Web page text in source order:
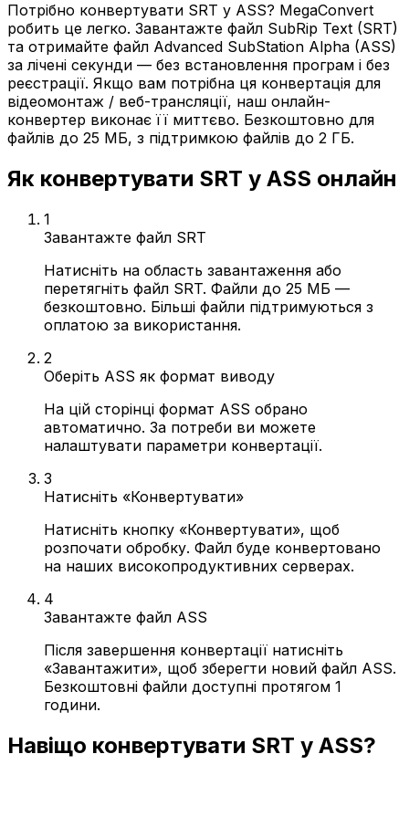
Потрібно конвертувати SRT у ASS? MegaConvert
робить це легко. Завантажте файл SubRip Text (SRT)
та отримайте файл Advanced SubStation Alpha (ASS)
за лічені секунди — без встановлення програм і без
реєстрації. Якщо вам потрібна ця конвертація для
відеомонтаж / веб-трансляції, наш онлайн-
конвертер виконає її миттєво. Безкоштовно для
файлів до 25 МБ, з підтримкою файлів до 2 ГБ.
Як конвертувати SRT у ASS онлайн
1
Завантажте файл SRT
Натисніть на область завантаження або
перетягніть файл SRT. Файли до 25 МБ —
безкоштовно. Більші файли підтримуються з
оплатою за використання.
2
Оберіть ASS як формат виводу
На цій сторінці формат ASS обрано
автоматично. За потреби ви можете
налаштувати параметри конвертації.
3
Натисніть «Конвертувати»
Натисніть кнопку «Конвертувати», щоб
розпочати обробку. Файл буде конвертовано
на наших високопродуктивних серверах.
4
Завантажте файл ASS
Після завершення конвертації натисніть
«Завантажити», щоб зберегти новий файл ASS.
Безкоштовні файли доступні протягом 1
години.
Навіщо конвертувати SRT у ASS?